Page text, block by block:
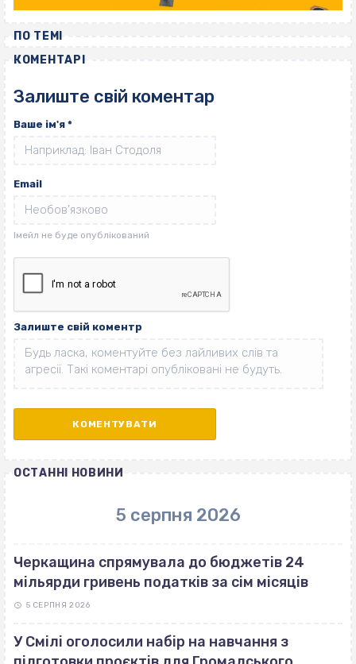
ПО ТЕМІ
КОМЕНТАРІ
Залиште свій коментар
Ваше ім'я *
Email
Залиште свій коментр
ОСТАННІ НОВИНИ
5 серпня 2026
Черкащина спрямувала до бюджетів 24
мільярди гривень податків за сім місяців
5 СЕРПНЯ 2026
У Смілі оголосили набір на навчання з